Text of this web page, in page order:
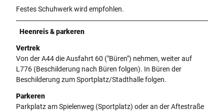
Festes Schuhwerk wird empfohlen.
Heenreis & parkeren
Vertrek
Von der A44 die Ausfahrt 60 ("Büren") nehmen, weiter auf
L776 (Beschilderung nach Büren folgen). In Büren der
Beschilderung zum Sportplatz/Stadthalle folgen.
Parkeren
Parkplatz am Spielenweg (Sportplatz) oder an der Aftestraße